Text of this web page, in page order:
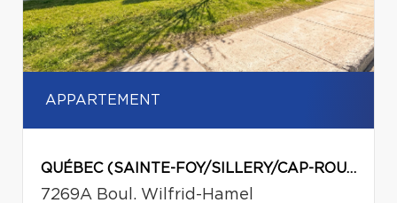
APPARTEMENT
QUÉBEC (SAINTE-FOY/SILLERY/CAP-ROUGE)
7269A Boul. Wilfrid-Hamel